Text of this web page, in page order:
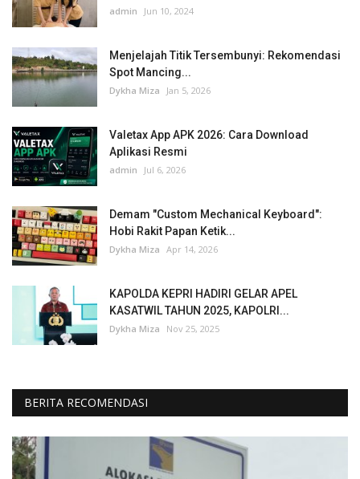
admin Jun 10, 2024
Menjelajah Titik Tersembunyi: Rekomendasi
Spot Mancing...
Dykha Miza Jan 5, 2026
Valetax App APK 2026: Cara Download
Aplikasi Resmi
admin Jul 6, 2026
Demam "Custom Mechanical Keyboard":
Hobi Rakit Papan Ketik...
Dykha Miza Apr 14, 2026
KAPOLDA KEPRI HADIRI GELAR APEL
KASATWIL TAHUN 2025, KAPOLRI...
Dykha Miza Nov 25, 2025
BERITA RECOMENDASI